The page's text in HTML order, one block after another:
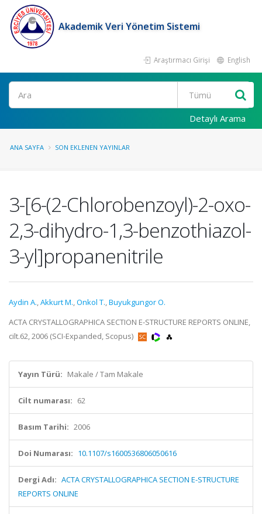
Akademik Veri Yönetim Sistemi
Araştırmacı Girişi English
Ara
Detaylı Arama
ANA SAYFA SON EKLENEN YAYINLAR
3-[6-(2-Chlorobenzoyl)-2-oxo-
2,3-dihydro-1,3-benzothiazol-
3-yl]propanenitrile
Aydin A.,Akkurt M.,Onkol T.,Buyukgungor O.
ACTA CRYSTALLOGRAPHICA SECTION E-STRUCTURE REPORTS ONLINE,
cilt.62, 2006 (SCI-Expanded, Scopus)
Yayın Türü: Makale / Tam Makale
Cilt numarası: 62
Basım Tarihi: 2006
Doi Numarası: 10.1107/s1600536806050616
Dergi Adı: ACTA CRYSTALLOGRAPHICA SECTION E-STRUCTURE
REPORTS ONLINE